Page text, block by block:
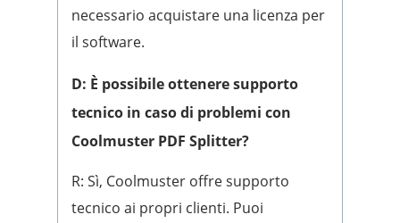
necessario acquistare una licenza per
il software.
D: È possibile ottenere supporto
tecnico in caso di problemi con
Coolmuster PDF Splitter?
R: Sì, Coolmuster offre supporto
tecnico ai propri clienti. Puoi